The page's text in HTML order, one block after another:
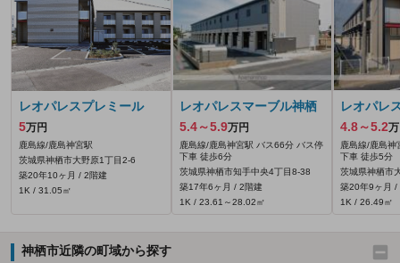
レオパレスプレミール
5万円
鹿島線/鹿島神宮駅
茨城県神栖市大野原1丁目2-6
築20年10ヶ月 / 2階建
1K / 31.05㎡
レオパレスマーブル神栖
5.4～5.9万円
鹿島線/鹿島神宮駅 バス66分 バス停
下車 徒歩6分
茨城県神栖市知手中央4丁目8-38
築17年6ヶ月 / 2階建
1K / 23.61～28.02㎡
レオパレ
4.8～5.2
鹿島線/鹿島神
下車 徒歩5分
茨城県神栖市
築20年9ヶ月 /
1K / 26.49㎡
神栖市近隣の町域から探す